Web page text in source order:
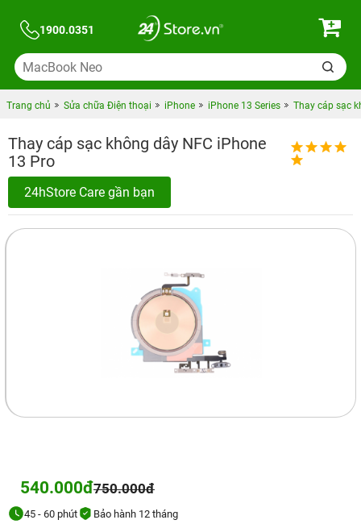
1900.0351
Trang chủ Sửa chữa Điện thoại iPhone iPhone 13 Series Thay cáp sạc
Thay cáp sạc không dây NFC iPhone
13 Pro
24hStore Care gần bạn
540.000đ750.000đ
45 - 60 phút Bảo hành 12 tháng